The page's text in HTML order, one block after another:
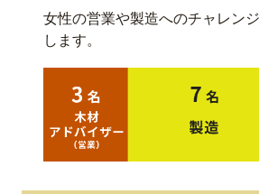
女性の営業や製造へのチャレン
します。